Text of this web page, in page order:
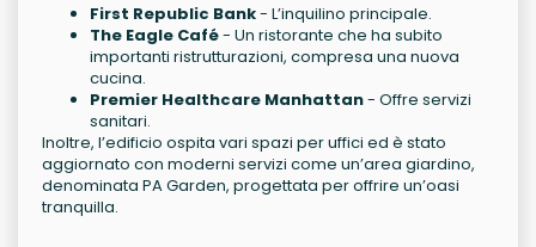
First Republic Bank- L’inquilino principale.
The Eagle Café- Un ristorante che ha subito
importanti ristrutturazioni, compresa una nuova
cucina.
Premier Healthcare Manhattan- Offre servizi
sanitari.
Inoltre, l’edificio ospita vari spazi per uffici ed è stato
aggiornato con moderni servizi come un’area giardino,
denominata PA Garden, progettata per offrire un’oasi
tranquilla.